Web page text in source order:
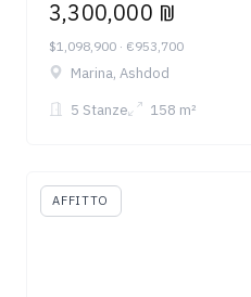
3,300,000 ₪
$1,098,900 · €953,700
Marina, Ashdod
5 Stanze
158 m²
AFFITTO